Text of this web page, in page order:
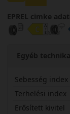
EPREL cimke
Egyéb
Sebesség index
Terhelési index
Erősített kivitel